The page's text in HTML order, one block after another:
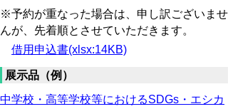
※予約が重なった場合は、申し訳ございませ
んが、先着順とさせていただきます。
借用申込書(xlsx:14KB)
展示品（例）
中学校・高等学校等におけるSDGs・エシカ